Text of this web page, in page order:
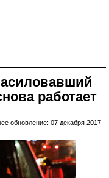
работает
обновление: 07 декабря 2017